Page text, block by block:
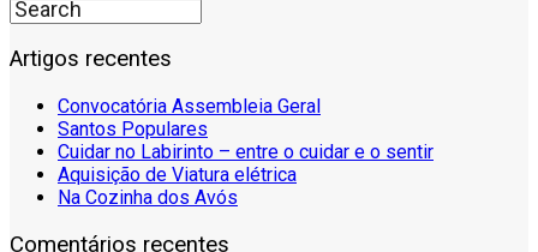
Artigos recentes
Convocatória Assembleia Geral
Santos Populares
Cuidar no Labirinto – entre o cuidar e o sentir
Aquisição de Viatura elétrica
Na Cozinha dos Avós
Comentários recentes